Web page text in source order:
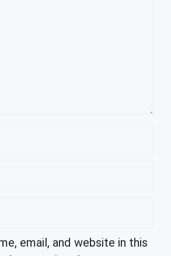
email, and website in this